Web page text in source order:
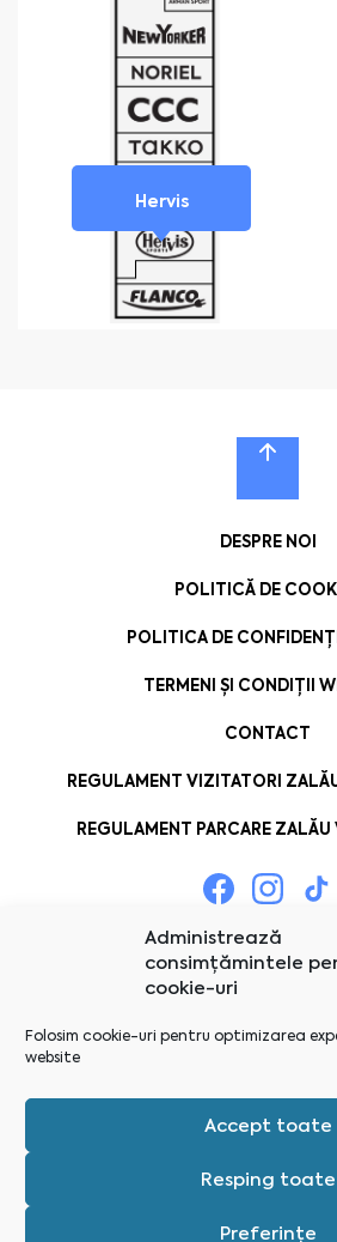
Administrează
consimțămintele
cookie-uri
Folosim cookie-uri pentru optimizarea
website
Accept toate
Resping toate
Preferințe
Hervis
DESPRE NOI
POLITICĂ DE
POLITICA DE
TERMENI ȘI CONDIȚII
CONTACT
REGULAMENT VIZITATORI
REGULAMENT PARCARE ZALĂU